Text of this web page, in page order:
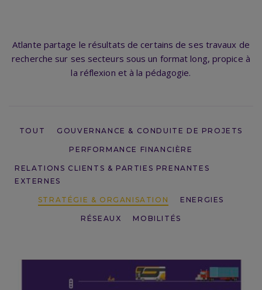
Atlante partage le résultats de certains de ses travaux de
recherche sur ses secteurs sous un format long, propice à
la réflexion et à la pédagogie.
TOUT GOUVERNANCE & CONDUITE DE PROJETS
PERFORMANCE FINANCIÈRE
RELATIONS CLIENTS & PARTIES PRENANTES
EXTERNES
STRATÉGIE & ORGANISATION ENERGIES
RÉSEAUX MOBILITÉS
TÉLÉCHARGER L’ÉTUDE